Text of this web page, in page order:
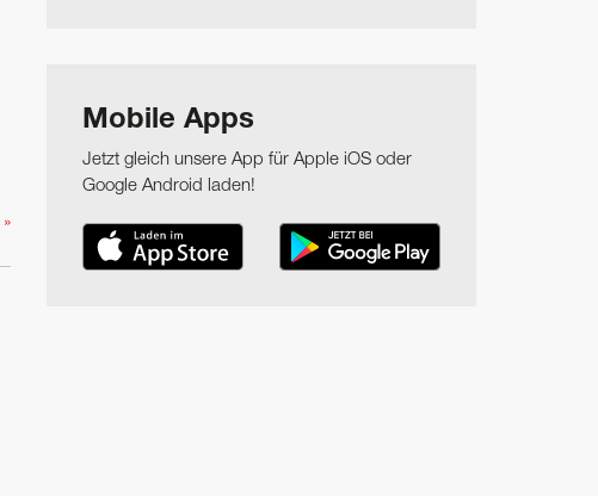
»
Mobile Apps
Jetzt gleich unsere App für Apple iOS oder
Google Android laden!